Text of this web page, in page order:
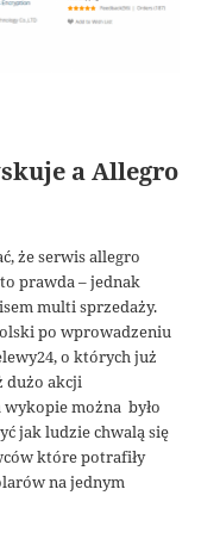
a Allegro
że serwis allegro
prawda – jednak
multi sprzedaży.
po wprowadzeniu
o których już
dużo akcji
wykopie można było
jak ludzie chwalą się
które potrafiły
na jednym